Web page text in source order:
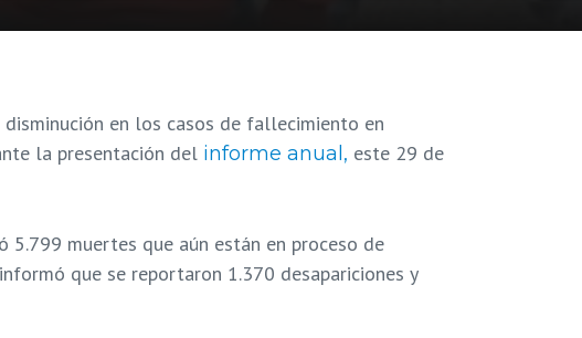
en los casos de fallecimiento en
la presentación del informe anual, este 29 de
muertes que aún están en proceso de
que se reportaron 1.370 desapariciones y